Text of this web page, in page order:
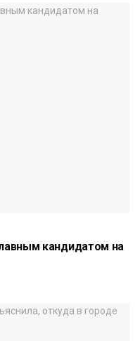
кандидатом на